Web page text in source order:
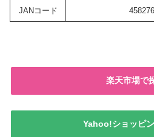
JANコード
楽天市場で
Yahoo!ショッピ